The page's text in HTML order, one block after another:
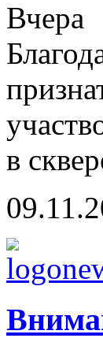
в